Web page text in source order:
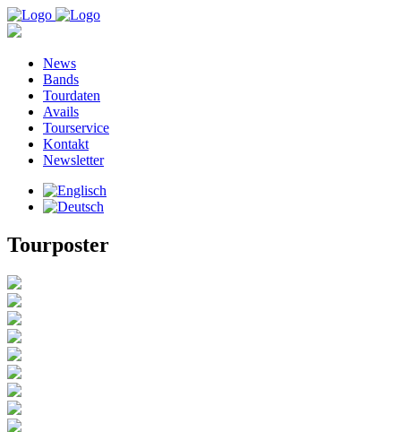
News
Bands
Tourdaten
Avails
Tourservice
Kontakt
Newsletter
Tourposter